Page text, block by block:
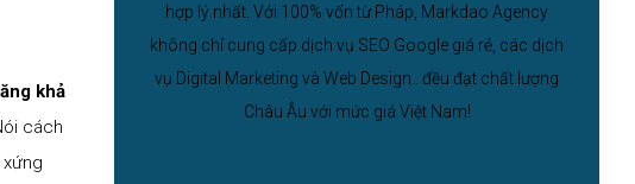
khả
cách
hợp lý nhất. Với 100% vốn từ Pháp, Markdao Agency
không chỉ cung cấp dịch vụ SEO Google giá rẻ, các dịch
vụ Digital Marketing và Web Design.. đều đạt chất lượng
Châu Âu với mức giá Việt Nam!